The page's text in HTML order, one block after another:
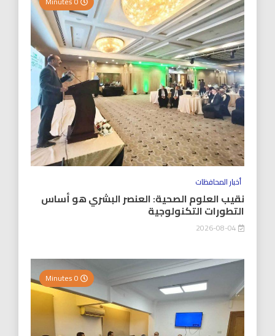
أخبار المحافظات
نقيب العلوم الصحية: العنصر البشري هو أساس
التطورات التكنولوجية